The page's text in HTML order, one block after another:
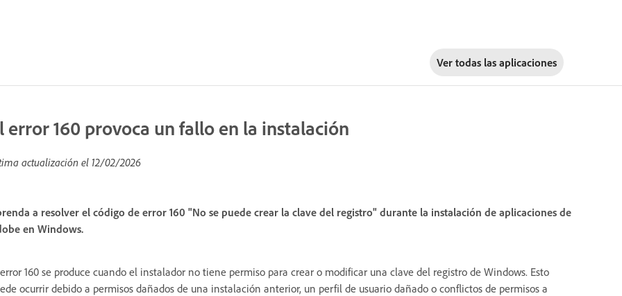
Ver todas las aplicaciones
error 160 provoca un fallo en la instalación
actualización el 12/02/2026
a resolver el código de error 160 "No se puede crear la clave del registro" durante la instalación de aplicaciones de
en Windows.
160 se produce cuando el instalador no tiene permiso para crear o modificar una clave del registro de Windows. Esto
ocurrir debido a permisos dañados de una instalación anterior, un perfil de usuario dañado o conflictos de permisos a